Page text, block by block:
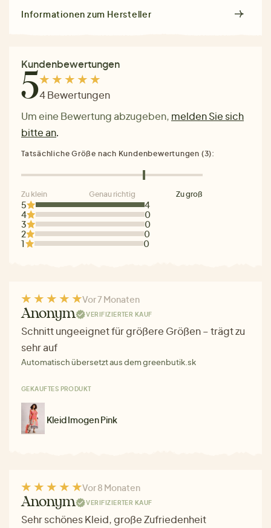
Informationen zum Hersteller
Kundenbewertungen
54 Bewertungen
Um eine Bewertung abzugeben, melden Sie sich
bitte an.
5
4
4
0
3
0
2
0
1
0
Tatsächliche Größe nach Kundenbewertungen (3):
Zu klein Genau richtig Zu groß
Vor 7 Monaten
Anonym VERIFIZIERTER KAUF
Schnitt ungeeignet für größere Größen – trägt zu
sehr auf
Automatisch übersetzt aus dem greenbutik.sk
GEKAUFTES PRODUKT
Kleid Imogen Pink
Vor 8 Monaten
Anonym VERIFIZIERTER KAUF
Sehr schönes Kleid, große Zufriedenheit